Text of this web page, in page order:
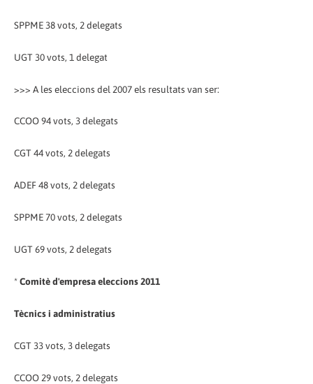
SPPME 38 vots, 2 delegats
UGT 30 vots, 1 delegat
>>> A les eleccions del 2007 els resultats van ser:
CCOO 94 vots, 3 delegats
CGT 44 vots, 2 delegats
ADEF 48 vots, 2 delegats
SPPME 70 vots, 2 delegats
UGT 69 vots, 2 delegats
*Comitè d'empresa eleccions 2011
Tècnics i administratius
CGT 33 vots, 3 delegats
CCOO 29 vots, 2 delegats